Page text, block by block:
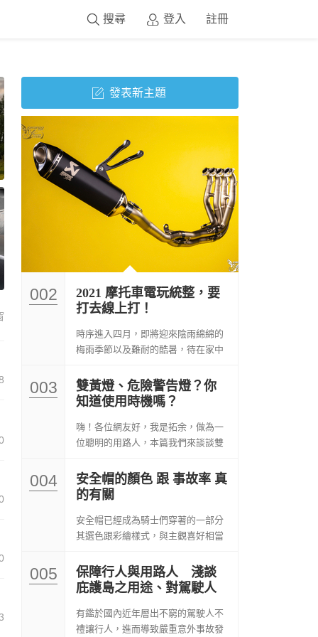
登入 註冊
搜尋
發表新主題
002
2021 摩托車電玩統整，要
打去線上打！
時序進入四月，即將迎來陰雨綿綿的
梅雨季節以及難耐的酷暑，待在家中
003
雙黃燈、危險警告燈？你
知道使用時機嗎？
嗨！各位網友好，我是拓余，做為一
位聰明的用路人，本篇我們來談談雙
004
安全帽的顏色 跟 事故率 真
的有關
安全帽已經成為騎士們穿著的一部分
其選色跟彩繪樣式，與主觀喜好相當
005
保障行人與用路人 淺談
庇護島之用途、對駕駛人
有鑑於國內近年層出不窮的駕駛人不
禮讓行人，進而導致嚴重意外事故發